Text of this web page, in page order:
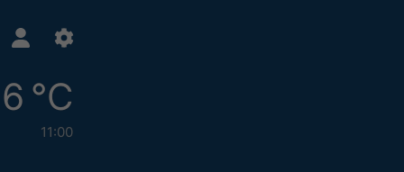
°C
11:00